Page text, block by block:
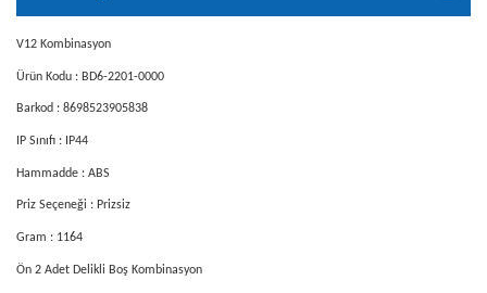
V12 Kombinasyon
Ürün Kodu : BD6-2201-0000
Barkod : 8698523905838
IP Sınıfı : IP44
Hammadde : ABS
Priz Seçeneği : Prizsiz
Gram : 1164
Ön 2 Adet Delikli Boş Kombinasyon